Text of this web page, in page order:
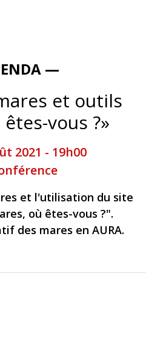
—
et outils
vous ?»
2021 - 19h00
et l'utilisation du site
où êtes-vous ?".
des mares en AURA.